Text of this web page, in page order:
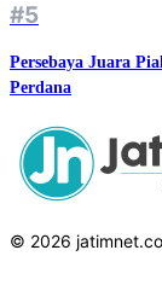
#5
Persebaya Juara
Perdana
© 2026